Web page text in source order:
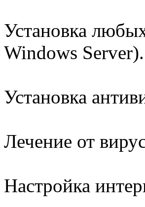
Установка
Windows Server).
Установка
Лечение от
Настройка